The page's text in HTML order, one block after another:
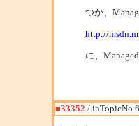
つか、
http://
に、
■33352 /